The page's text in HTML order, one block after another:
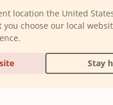
location the United
choose our local
Stay